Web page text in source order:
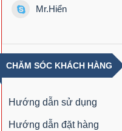
Mr.Hiển
CHĂM SÓC KHÁCH HÀNG
Hướng dẫn sử dụng
Hướng dẫn đặt hàng